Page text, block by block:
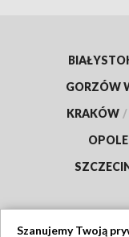
GORZÓW
KRAKÓW /
OPOLE
Szanujemy Twoją